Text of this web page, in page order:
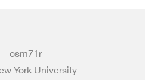
osm71r
York University